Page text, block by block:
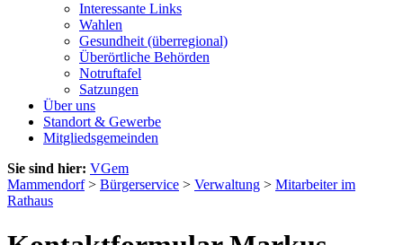
Interessante Links
Wahlen
Gesundheit (überregional)
Überörtliche Behörden
Notruftafel
Satzungen
Über uns
Standort & Gewerbe
Mitgliedsgemeinden
Sie sind hier: VGem
Mammendorf> Bürgerservice > Verwaltung > Mitarbeiter im
Rathaus